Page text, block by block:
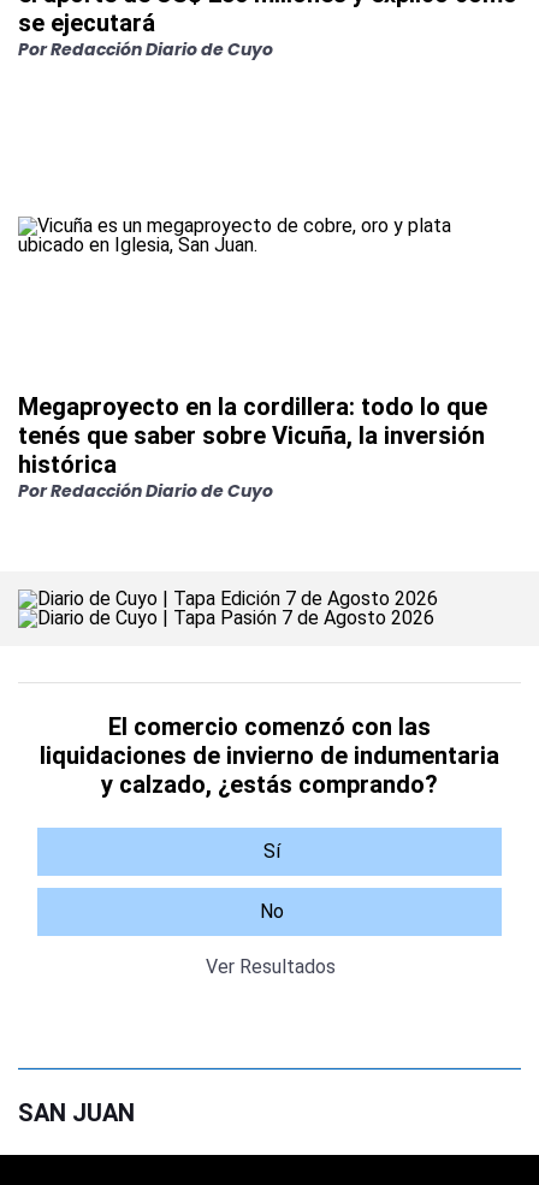
se ejecutará
Por Redacción Diario de Cuyo
Megaproyecto en la cordillera: todo lo que
tenés que saber sobre Vicuña, la inversión
histórica
Por Redacción Diario de Cuyo
El comercio comenzó con las
liquidaciones de invierno de indumentaria
y calzado, ¿estás comprando?
Sí
No
Ver Resultados
SAN JUAN